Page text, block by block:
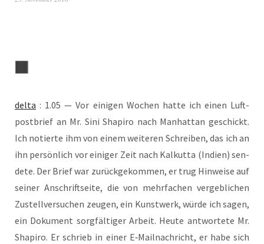
del­ta : 1.05 — Vor eini­gen Wochen hat­te ich einen Luft­
post­brief an Mr. Sini Sha­pi­ro nach Man­hat­tan geschickt.
Ich notier­te ihm von einem wei­te­ren Schrei­ben, das ich an
ihn per­sön­lich vor eini­ger Zeit nach Kal­kut­ta (Indi­en) sen­
de­te. Der Brief war zurück­ge­kom­men, er trug Hin­wei­se auf
sei­ner Anschrift­sei­te, die von mehr­fa­chen ver­geb­li­chen
Zustell­ver­su­chen zeu­gen, ein Kunst­werk, wür­de ich sagen,
ein Doku­ment sorg­fäl­ti­ger Arbeit. Heu­te ant­wor­te­te Mr.
Sha­pi­ro. Er schrieb in einer E‑Mailnachricht, er habe sich